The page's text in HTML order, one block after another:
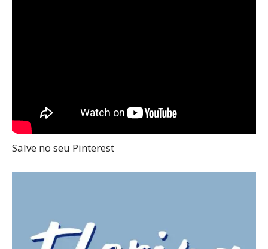
Salve no seu Pinterest